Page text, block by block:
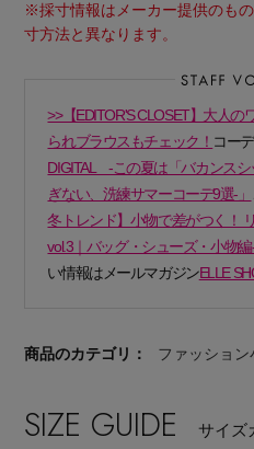
Stay in
ELLE SHOP
※採寸情報はメーカー提供のも
寸方法と異なります。
>>【EDITOR'S CLOSET】大人
られブラウスもチェック！ コー
DIGITAL -この夏は「バカンス
ぎない、洗練サマーコーデ9選-」
冬トレンド】小物で差がつく！
vol.3｜バッグ・シューズ・小物編-
い情報はメールマガジンELLE
商品のカテゴリ： ファッション
SIZE GUIDE サイズ